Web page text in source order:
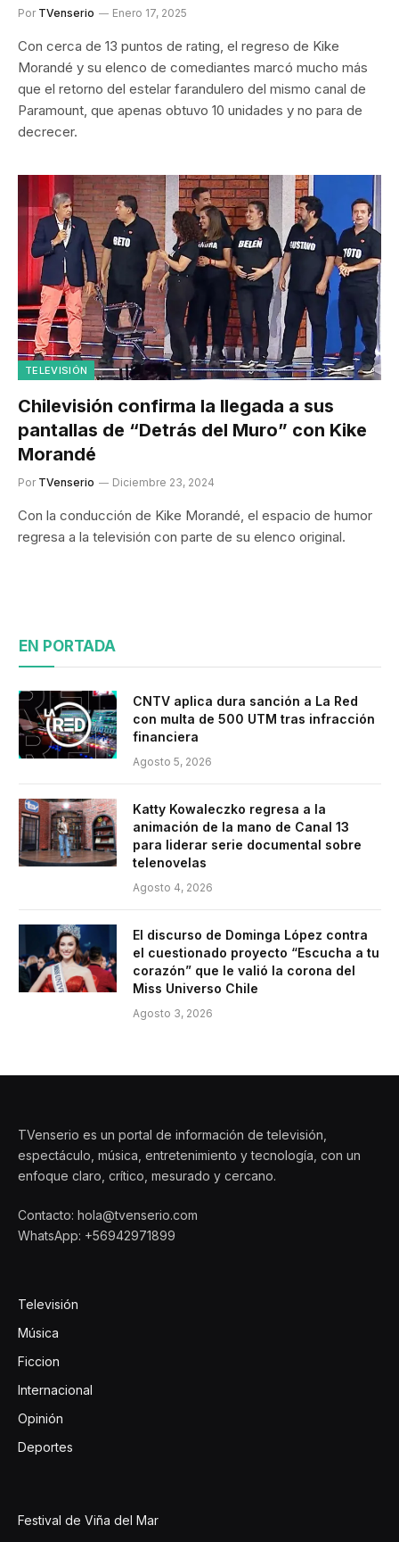
Por TVenserio Enero 17, 2025
Con cerca de 13 puntos de rating, el regreso de Kike
Morandé y su elenco de comediantes marcó mucho más
que el retorno del estelar farandulero del mismo canal de
Paramount, que apenas obtuvo 10 unidades y no para de
decrecer.
TELEVISIÓN
Chilevisión confirma la llegada a sus
pantallas de “Detrás del Muro” con Kike
Morandé
Por TVenserio Diciembre 23, 2024
Con la conducción de Kike Morandé, el espacio de humor
regresa a la televisión con parte de su elenco original.
EN PORTADA
CNTV aplica dura sanción a La Red
con multa de 500 UTM tras infracción
financiera
Agosto 5, 2026
Katty Kowaleczko regresa a la
animación de la mano de Canal 13
para liderar serie documental sobre
telenovelas
Agosto 4, 2026
El discurso de Dominga López contra
el cuestionado proyecto “Escucha a tu
corazón” que le valió la corona del
Miss Universo Chile
Agosto 3, 2026
TVenserio es un portal de información de televisión,
espectáculo, música, entretenimiento y tecnología, con un
enfoque claro, crítico, mesurado y cercano.
Contacto: hola@tvenserio.com
WhatsApp: +56942971899
Televisión
Música
Ficcion
Internacional
Opinión
Deportes
Festival de Viña del Mar